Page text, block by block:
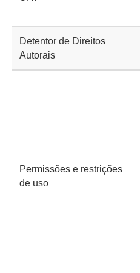
Detentor de Direitos
Autorais
Permissões e restrições
de uso